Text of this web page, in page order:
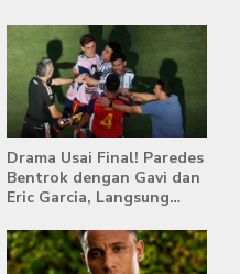
Drama Usai Final! Paredes
Bentrok dengan Gavi dan
Eric Garcia, Langsung